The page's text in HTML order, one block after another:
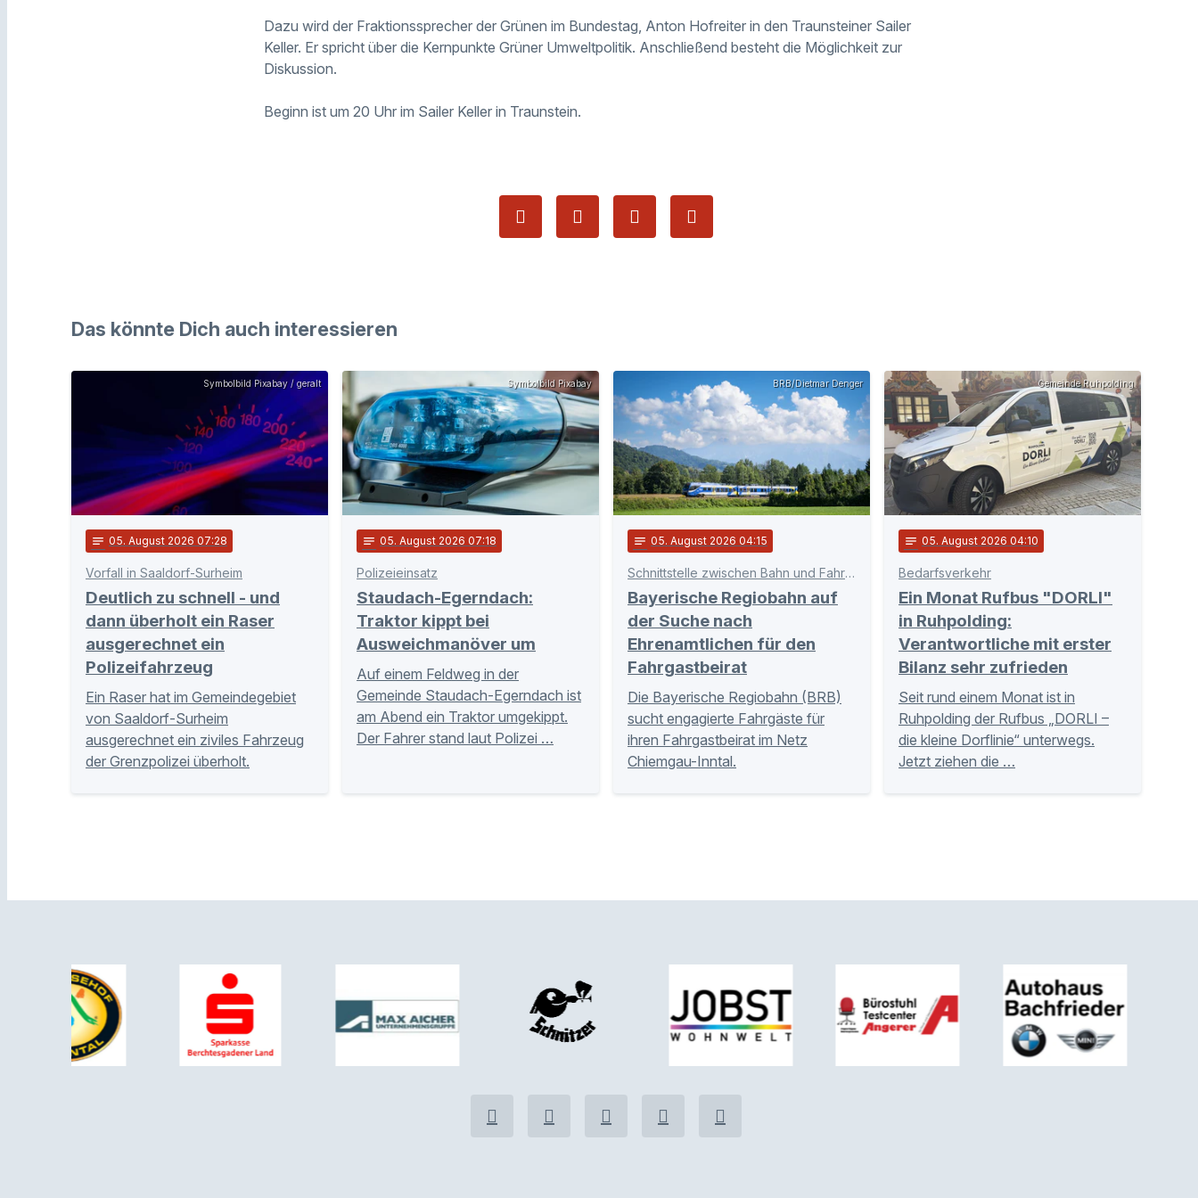
Dazu wird der Fraktionssprecher der Grünen im Bundestag, Anton Hofreiter in den Traunsteiner Sailer
Keller. Er spricht über die Kernpunkte Grüner Umweltpolitik. Anschließend besteht die Möglichkeit zur
Diskussion.
Beginn ist um 20 Uhr im Sailer Keller in Traunstein.
Das könnte Dich auch interessieren
Symbolbild Pixabay / geralt
notes 05. August 2026 07:28
Vorfall in Saaldorf-Surheim
Deutlich zu schnell - und
dann überholt ein Raser
ausgerechnet ein
Polizeifahrzeug
Ein Raser hat im Gemeindegebiet
von Saaldorf-Surheim
ausgerechnet ein ziviles Fahrzeug
der Grenzpolizei überholt.
Symbolbild Pixabay
notes 05. August 2026 07:18
Polizeieinsatz
Staudach-Egerndach:
Traktor kippt bei
Ausweichmanöver um
Auf einem Feldweg in der
Gemeinde Staudach-Egerndach ist
am Abend ein Traktor umgekippt.
Der Fahrer stand laut Polizei …
BRB/Dietmar Denger
notes 05. August 2026 04:15
Schnittstelle zwischen Bahn und Fahrgästen
Bayerische Regiobahn auf
der Suche nach
Ehrenamtlichen für den
Fahrgastbeirat
Die Bayerische Regiobahn (BRB)
sucht engagierte Fahrgäste für
ihren Fahrgastbeirat im Netz
Chiemgau-Inntal.
Gemeinde Ruhpolding
notes 05. August 2026 04:10
Bedarfsverkehr
Ein Monat Rufbus "DORLI"
in Ruhpolding:
Verantwortliche mit erster
Bilanz sehr zufrieden
Seit rund einem Monat ist in
Ruhpolding der Rufbus „DORLI –
die kleine Dorflinie“ unterwegs.
Jetzt ziehen die …